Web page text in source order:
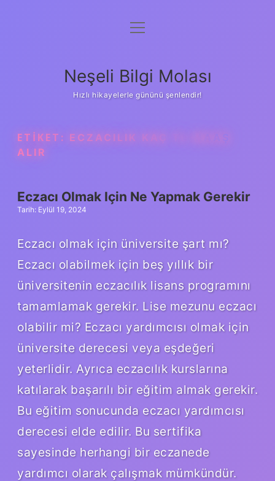
Anasayfa
Yasal Uyarı
menüyü
Neşeli Bilgi Molası
Hızlı hikayelerle gününü şenlendir!
ETIKET: ECZACILIK KAÇ TL MAAŞ
ALIR
Eczacı Olmak Için Ne Yapmak Gerekir
Tarih: Eylül 19, 2024
Eczacı olmak için üniversite şart mı?
Eczacı olabilmek için beş yıllık bir
üniversitenin eczacılık lisans programını
tamamlamak gerekir. Lise mezunu eczacı
olabilir mi? Eczacı yardımcısı olmak için
üniversite derecesi veya eşdeğeri
yeterlidir. Ayrıca eczacılık kurslarına
katılarak başarılı bir eğitim almak gerekir.
Bu eğitim sonucunda eczacı yardımcısı
derecesi elde edilir. Bu sertifika
sayesinde herhangi bir eczanede
yardımcı olarak çalışmak mümkündür.